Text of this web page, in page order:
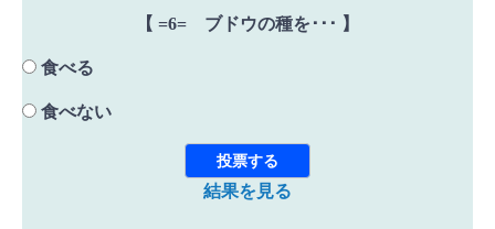
【 =6= ブドウの種を･･･ 】
食べる
食べない
結果を見る